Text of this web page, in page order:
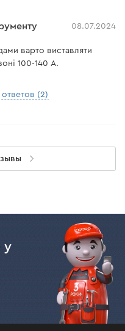
08.07.2024
варто виставляти
100-140 A.
(2)
у